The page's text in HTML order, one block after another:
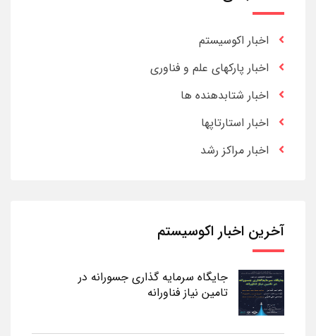
اخبار اکوسیستم
اخبار پارکهای علم و فناوری
اخبار شتابدهنده ها
اخبار استارتاپها
اخبار مراکز رشد
آخرین اخبار اکوسیستم
جایگاه سرمایه گذاری جسورانه در
تامین نیاز فناورانه